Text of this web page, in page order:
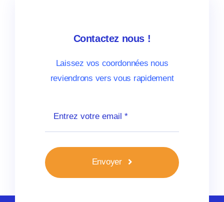
Contactez nous !
Laissez vos coordonnées nous
reviendrons vers vous rapidement
Envoyer